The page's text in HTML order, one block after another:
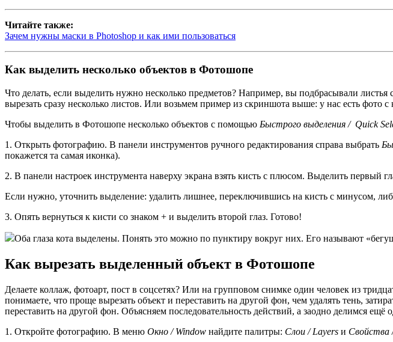
Читайте также:
Зачем нужны маски в Photoshop и как ими пользоваться
Как выделить несколько объектов в Фотошопе
Что делать, если выделить нужно несколько предметов? Например, вы подбрасывали
вырезать сразу несколько листов. Или возьмем пример из скриншота выше: у нас есть фото
Чтобы выделить в Фотошопе несколько объектов с помощью Быстрого выделения / Quick
1. Открыть фотографию. В панели инструментов ручного редактирования справа выбрать
покажется та самая иконка).
2. В панели настроек инструмента наверху экрана взять кисть с плюсом. Выделить первый
Если нужно, уточнить выделение: удалить лишнее, переключившись на кисть с минусом,
3. Опять вернуться к кисти со знаком + и выделить второй глаз. Готово!
Оба глаза кота выделены. Понять это можно по пунктиру вокруг них. Его называют
Как вырезать выделенный объект в Фотошопе
Делаете коллаж, фотоарт, пост в соцсетях? Или на групповом снимке один человек из
понимаете, что проще вырезать объект и переставить на другой фон, чем удалять тень,
переставить на другой фон. Объясняем последовательность действий, а заодно делимся
1. Откройте фотографию. В меню Окно / Window найдите палитры: Слои / Layers и Свойства